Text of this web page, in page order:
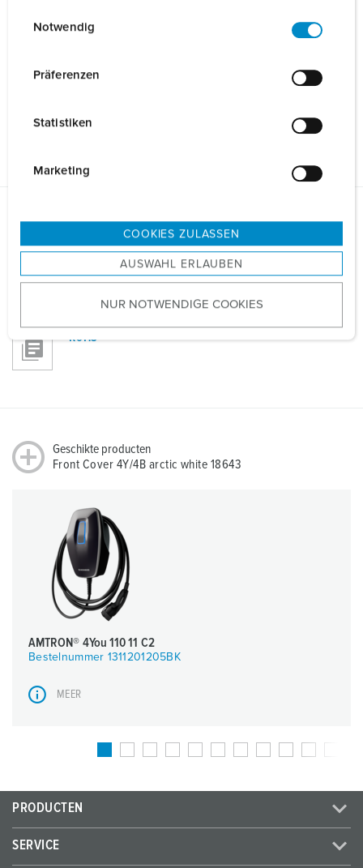
s
u
w
a
h
Notwendig
Präferenzen
Statistiken
Marketing
COOKIES ZULASSEN
AUSWAHL ERLAUBEN
NUR NOTWENDIGE COOKIES
Gegevensbladen & Downloads
Front Cover 4Y/4B arctic white 18643
Gebruiks- en installatiehandleiding
Front Cover 4Y/4B arctic white 18643
Front Cover 4Y/4B arctic white 18643
REACh
RoHS
Geschikte producten
Front Cover 4Y/4B arctic white 18643
AMTRON® 4You 110 11 C2
Bestelnummer 1311201205BK
MEER
PRODUCTEN
SERVICE